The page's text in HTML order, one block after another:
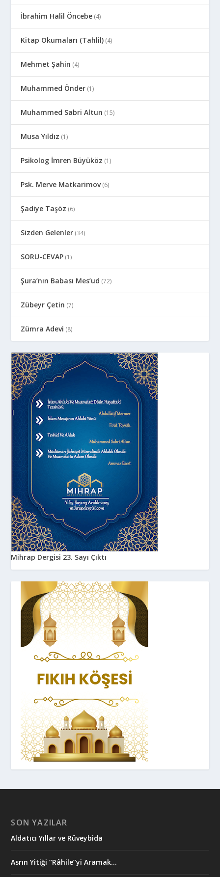
İbrahim Halil Öncebe (4)
Kitap Okumaları (Tahlil) (4)
Mehmet Şahin (4)
Muhammed Önder (1)
Muhammed Sabri Altun (15)
Musa Yıldız (1)
Psikolog İmren Büyüköz (1)
Psk. Merve Matkarimov(6)
Şadiye Taşöz (6)
Sizden Gelenler (34)
SORU-CEVAP (1)
Şura’nın Babası Mes’ud (72)
Zübeyr Çetin (7)
Zümra Adevi (8)
Mihrap Dergisi 23. Sayı Çıktı
SON YAZILAR
Aldatıcı Yıllar ve Rüveybida
Asrın Yitiği “Râhile”yi Aramak…